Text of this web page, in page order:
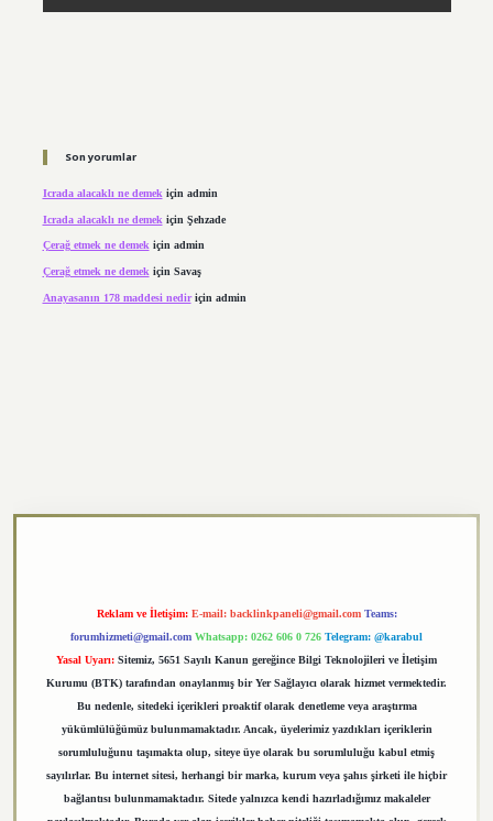
Son yorumlar
Icrada alacaklı ne demek için admin
Icrada alacaklı ne demek için Şehzade
Çerağ etmek ne demekiçin admin
Çerağ etmek ne demek için Savaş
Anayasanın 178 maddesi nediriçin admin
Reklam ve İletişim: E-mail: backlinkpaneli@gmail.com Teams:
forumhizmeti@gmail.com Whatsapp: 0262 606 0 726 Telegram: @karabul
Yasal Uyarı: Sitemiz, 5651 Sayılı Kanun gereğince Bilgi Teknolojileri ve İletişim
Kurumu (BTK) tarafından onaylanmış bir Yer Sağlayıcı olarak hizmet vermektedir.
Bu nedenle, sitedeki içerikleri proaktif olarak denetleme veya araştırma
yükümlülüğümüz bulunmamaktadır. Ancak, üyelerimiz yazdıkları içeriklerin
sorumluluğunu taşımakta olup, siteye üye olarak bu sorumluluğu kabul etmiş
sayılırlar. Bu internet sitesi, herhangi bir marka, kurum veya şahıs şirketi ile hiçbir
bağlantısı bulunmamaktadır. Sitede yalnızca kendi hazırladığımız makaleler